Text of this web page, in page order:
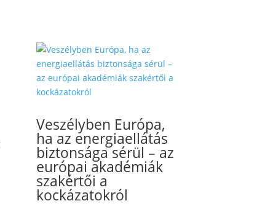
Veszélyben Európa,
ha az energiaellátás
biztonsága sérül – az
európai akadémiák
szakértői a
kockázatokról